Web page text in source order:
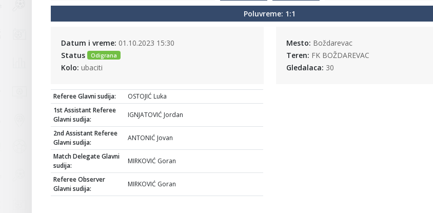
Poluvreme: 1:1
Datum i vreme: 01.10.2023 15:30
Status
Odigrana
Kolo: ubaciti
Mesto: Boždarevac
Teren: FK BOŽDAREVAC
Gledalaca: 30
Referee Glavni sudija:
OSTOJIĆ Luka
1st Assistant Referee
Glavni sudija:
IGNJATOVIĆ Jordan
2nd Assistant Referee
Glavni sudija:
ANTONIĆ Jovan
Match Delegate Glavni
sudija:
MIRKOVIĆ Goran
Referee Observer
Glavni sudija:
MIRKOVIĆ Goran